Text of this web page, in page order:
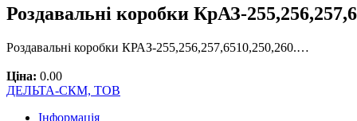
Роздавальні коробки КрАЗ-
Роздавальні коробки КРАЗ-255,256,257,6510,250,260.…
Ціна: 0.00
ДЕЛЬТА-СКМ, ТОВ
Інформація